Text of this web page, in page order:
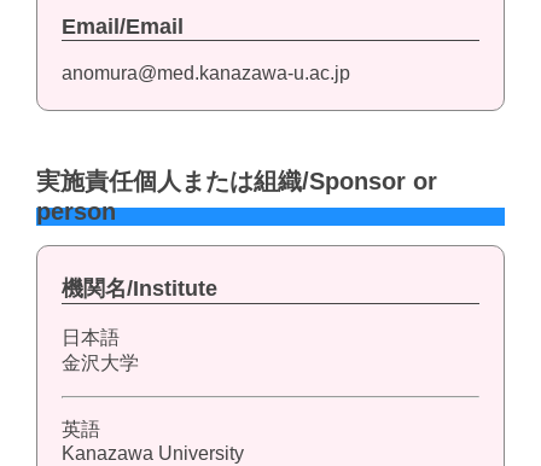
Email/Email
anomura@med.kanazawa-u.ac.jp
実施責任個人または組織/Sponsor or
person
機関名/Institute
日本語
金沢大学
英語
Kanazawa University